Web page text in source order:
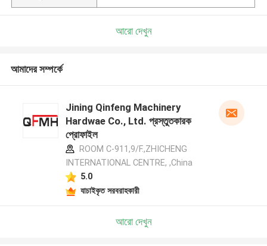
আরো দেখুন
আমাদের সম্পর্কে
Jining Qinfeng Machinery
Hardwae Co., Ltd. প্রস্তুতকারক
প্রোফাইল
ROOM C-911,9/F.,ZHICHENG
INTERNATIONAL CENTRE, ,China
5.0
যাচাইকৃত সরবরাহকারী
আরো দেখুন